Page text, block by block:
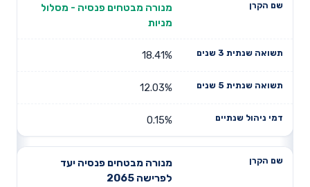
שנתית 3
תשואה
דמי ניהול
מנורה מבטחים פנסיה - מסלול
מניות
18.41%
12.03%
0.15%
מנורה מבטחים פנסיה יעד
לפרישה 2065